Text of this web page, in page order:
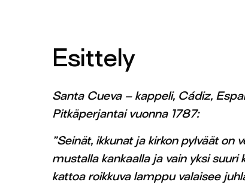
Esittely
Santa Cueva – kappeli, Cádiz,
Pitkäperjantai vuonna 1787:
”Seinät, ikkunat ja kirkon pylväät on
mustalla kankaalla ja vain yksi suuri
kattoa roikkuva lamppu valaisee